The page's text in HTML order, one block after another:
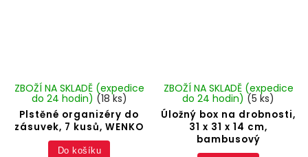
Plstěné organizéry do
zásuvek, 7 kusů, WENKO
ZBOŽÍ NA SKLADĚ (expedice
do 24 hodin) (18 ks)
Do košíku
Úložný box na drobnosti,
31 x 31 x 14 cm,
bambusový
ZBOŽÍ NA SKLADĚ (expedice
do 24 hodin) (5 ks)